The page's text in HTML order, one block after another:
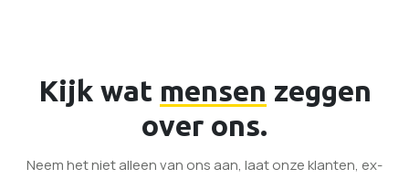
Kijk wat mensen zeggen
over ons.
Neem het niet alleen van ons aan, laat onze klanten, ex-